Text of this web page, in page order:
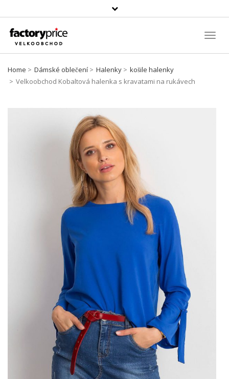
Vyhledávání
Home Dámské oblečení Halenky
košile halenky
Velkoobchod Kobaltová halenka s kravatami na rukávech